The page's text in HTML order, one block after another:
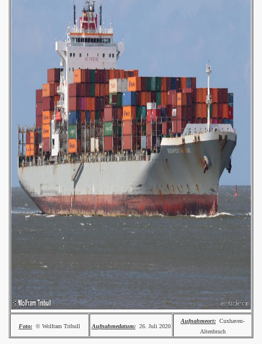
Foto: © Wolfram Tribull Aufnahmedatum:26. Juli 2020
Aufnahmeort: Cuxhaven-
Altenbruch